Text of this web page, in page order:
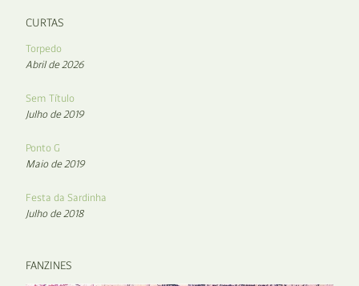
CURTAS
Torpedo
Abril de 2026
Sem Título
Julho de 2019
Ponto G
Maio de 2019
Festa da Sardinha
Julho de 2018
FANZINES